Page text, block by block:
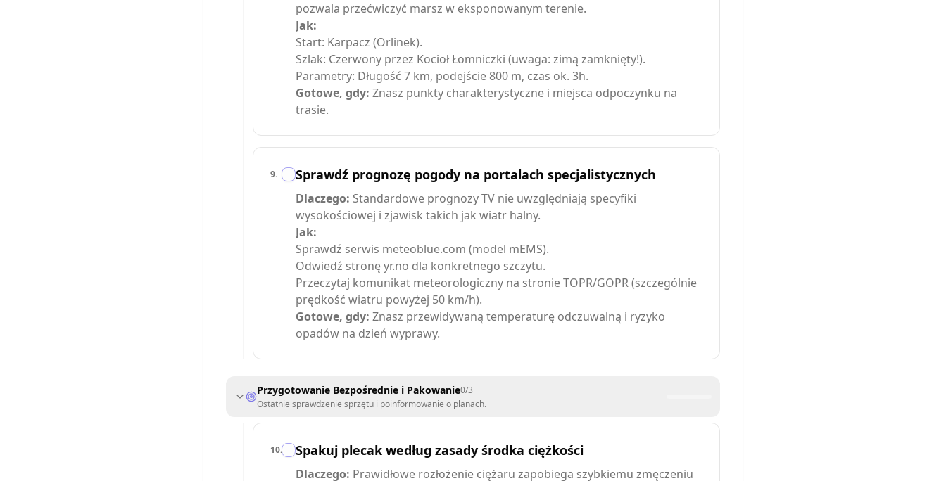
pozwala przećwiczyć marsz w eksponowanym terenie.
Jak:
Start: Karpacz (Orlinek).
Szlak: Czerwony przez Kocioł Łomniczki (uwaga: zimą zamknięty!).
Parametry: Długość 7 km, podejście 800 m, czas ok. 3h.
Gotowe, gdy: Znasz punkty charakterystyczne i miejsca odpoczynku na
trasie.
9. Sprawdź prognozę pogody na portalach specjalistycznych
Dlaczego: Standardowe prognozy TV nie uwzględniają specyfiki
wysokościowej i zjawisk takich jak wiatr halny.
Jak:
Sprawdź serwis meteoblue.com (model mEMS).
Odwiedź stronę yr.no dla konkretnego szczytu.
Przeczytaj komunikat meteorologiczny na stronie TOPR/GOPR (szczególnie
prędkość wiatru powyżej 50 km/h).
Gotowe, gdy: Znasz przewidywaną temperaturę odczuwalną i ryzyko
opadów na dzień wyprawy.
Przygotowanie Bezpośrednie i Pakowanie0/3
Ostatnie sprawdzenie sprzętu i poinformowanie o planach.
10. Spakuj plecak według zasady środka ciężkości
Dlaczego: Prawidłowe rozłożenie ciężaru zapobiega szybkiemu zmęczeniu